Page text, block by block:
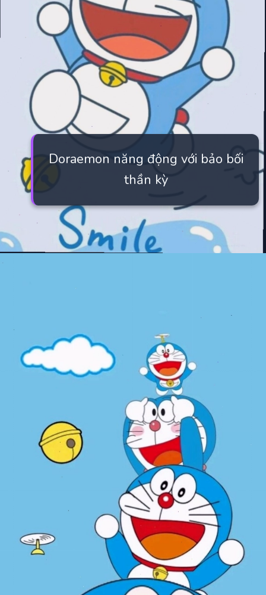
Doraemon năng động với bảo bối
thần kỳ